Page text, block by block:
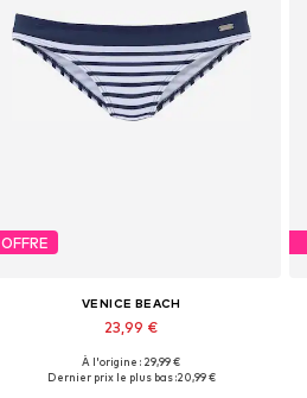
OFFRE
VENICE BEACH
23,99 €
+3
Disponible en plusieurs tailles
À l'origine : 29,99 €
Dernier prix le plus bas :20,99 €